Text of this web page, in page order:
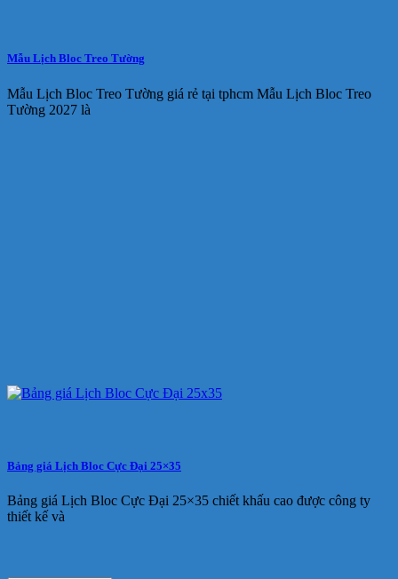
Mẫu Lịch Bloc Treo Tường
Mẫu Lịch Bloc Treo Tường giá rẻ tại tphcm Mẫu Lịch Bloc Treo
Tường 2027 là
Bảng giá Lịch Bloc Cực Đại 25×35
Bảng giá Lịch Bloc Cực Đại 25×35 chiết khấu cao được công ty
thiết kế và